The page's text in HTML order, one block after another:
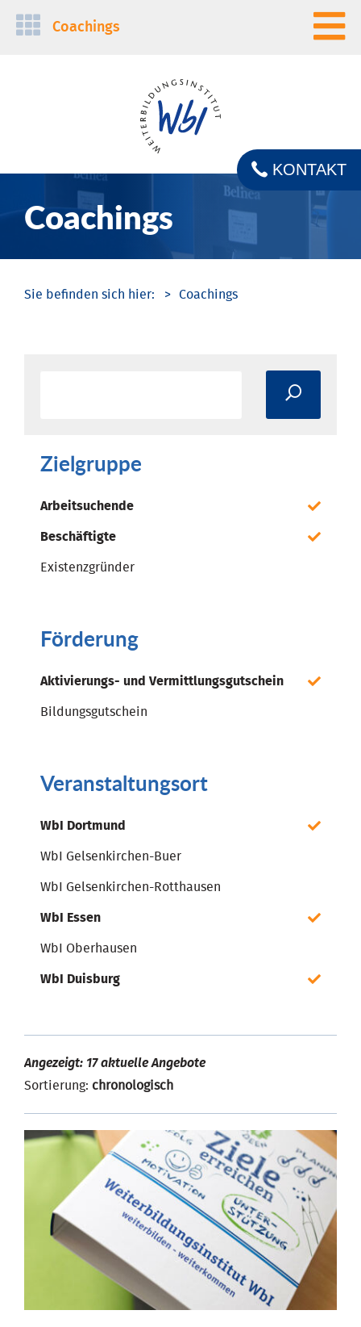
Navigation
Coachings
Coachings
KONTAKT
Coachings
Zielgruppe
Arbeitsuchende
Beschäftigte
Existenzgründer
Förderung
Aktivierungs- und Vermittlungsgutschein
Bildungsgutschein
Veranstaltungsort
WbI Dortmund
WbI Gelsenkirchen-Buer
WbI Gelsenkirchen-Rotthausen
WbI Essen
WbI Oberhausen
WbI Duisburg
Angezeigt: 17 aktuelle Angebote
Sortierung: chronologisch